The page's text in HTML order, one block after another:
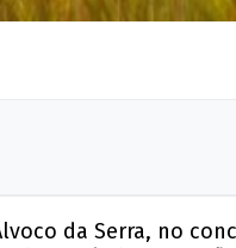
da Serra, no